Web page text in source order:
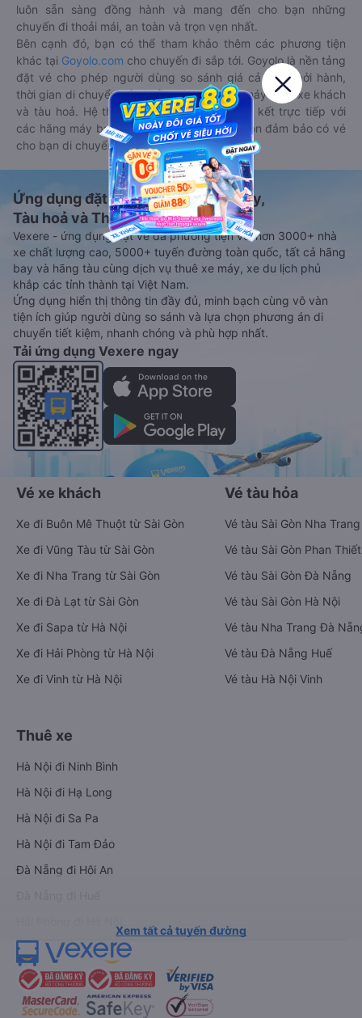
luôn sẵn sàng đồng hành và mang đến cho bạn những
chuyến đi thoải mái, an toàn và trọn vẹn nhất.
Bên cạnh đó, bạn có thể tham khảo thêm các phương tiện
khác tại Goyolo.com cho chuyến đi sắp tới. Goyolo là nền tảng
đặt vé cho phép người dùng so sánh giá cả, giờ khởi hành,
thời gian di chuyển của nhiều phương tiện máy bay, xe khách
và tàu hoả. Hệ thống của Goyolo được liên kết trực tiếp với
các hãng máy bay, xe khách và tàu hoả, luôn đảm bảo có vé
cho bạn di chuyển.
Ứng dụng đặt vé Xe khách, Máy bay,
Tàu hoả và Thuê xe
Vexere - ứng dụng đặt vé đa phương tiện với hơn 3000+ nhà
xe chất lượng cao, 5000+ tuyến đường toàn quốc, tất cả hãng
bay và hãng tàu cùng dịch vụ thuê xe máy, xe du lịch phủ
khắp các tỉnh thành tại Việt Nam.
Ứng dụng hiển thị thông tin đầy đủ, minh bạch cùng vô vàn
tiện ích giúp người dùng so sánh và lựa chọn phương án di
chuyển tiết kiệm, nhanh chóng và phù hợp nhất.
Tải ứng dụng Vexere ngay
Vé xe khách
Xe đi Buôn Mê Thuột từ Sài Gòn
Xe đi Vũng Tàu từ Sài Gòn
Xe đi Nha Trang từ Sài Gòn
Xe đi Đà Lạt từ Sài Gòn
Xe đi Sapa từ Hà Nội
Xe đi Hải Phòng từ Hà Nội
Xe đi Vinh từ Hà Nội
Vé tàu hỏa
Vé tàu Sài Gòn Nha Trang
Vé tàu Sài Gòn Phan Thiết
Vé tàu Sài Gòn Đà Nẵng
Vé tàu Sài Gòn Hà Nội
Vé tàu Nha Trang Đà
Vé tàu Đà Nẵng Huế
Vé tàu Hà Nội Vinh
Thuê xe
Hà Nội đi Ninh Bình
Hà Nội đi Hạ Long
Hà Nội đi Sa Pa
Hà Nội đi Tam Đảo
Đà Nẵng đi Hội An
Xem tất cả tuyến đường